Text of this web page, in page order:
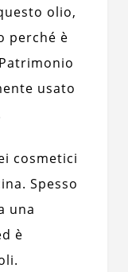
olio,
perché è
usato
cosmetici
Spesso
una
è